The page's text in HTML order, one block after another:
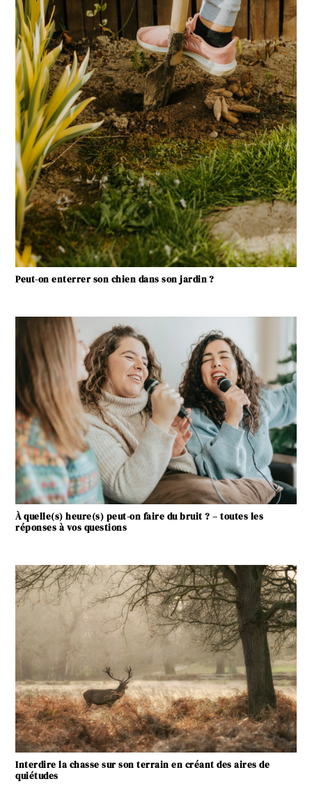
Peut-on enterrer son chien dans son jardin ?
À quelle(s) heure(s) peut-on faire du bruit ? – toutes les
réponses à vos questions
Interdire la chasse sur son terrain en créant des aires de
quiétudes